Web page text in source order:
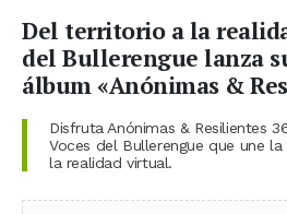
Del territorio a la
del Bullerengue lanza
álbum «Anónimas &
Disfruta Anónimas & Resilientes
Voces del Bullerengue que une
la realidad virtual.